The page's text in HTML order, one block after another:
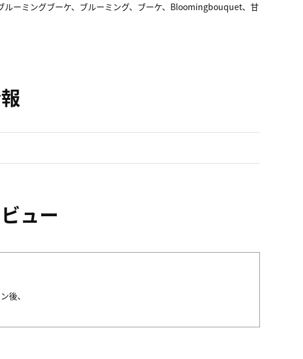
ーミングブーケ、ブルーミング、ブーケ、Bloomingbouquet、甘
ュー
後、